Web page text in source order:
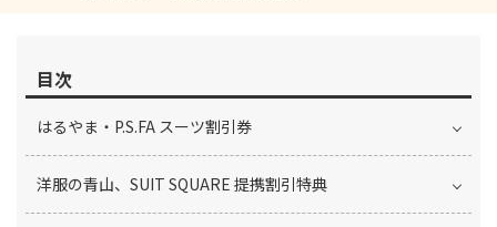
目次
はるやま・P.S.FA スーツ割引券
洋服の青山、SUIT SQUARE 提携割引特典